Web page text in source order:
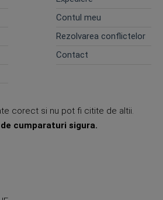
Contul meu
Rezolvarea conflictelor
Contact
corect si nu pot fi citite de altii.
cumparaturi sigura.